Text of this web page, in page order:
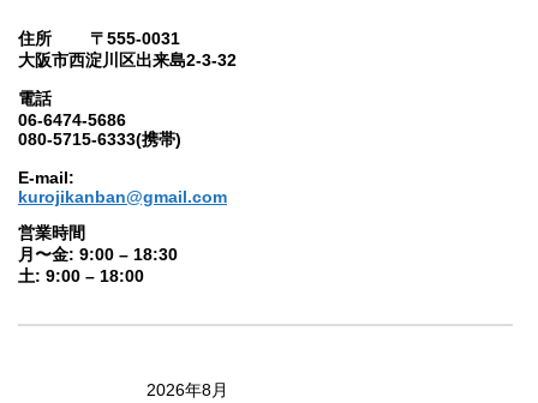
住所 〒555-0031
大阪市西淀川区出来島2-3-32
電話
06-6474-5686
080-5715-6333(携帯)
E-mail:
kurojikanban@gmail.com
営業時間
月〜金: 9:00 – 18:30
土: 9:00 – 18:00
2026年8月